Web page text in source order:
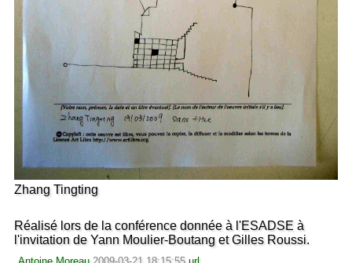
Zhang Tingting
Réalisé lors de la conférence donnée à l'ESADSE à
l'invitation de Yann Moulier-Boutang et Gilles Roussi.